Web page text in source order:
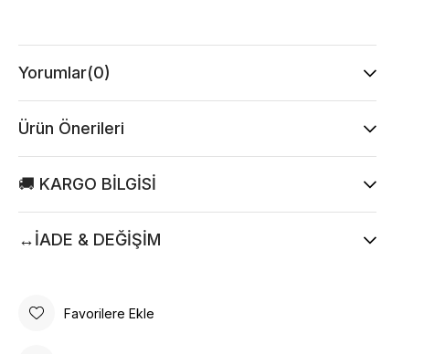
Yorumlar(0)
Ürün Önerileri
🚚 KARGO BİLGİSİ
↔️İADE & DEĞİŞİM
Favorilere Ekle